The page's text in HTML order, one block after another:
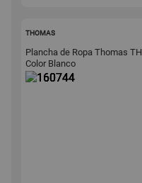
THOMAS
Plancha de Ropa Thomas
Color Blanco